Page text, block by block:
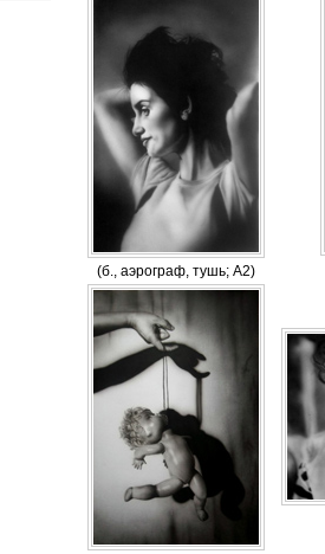
(б., аэрограф, тушь; А2)